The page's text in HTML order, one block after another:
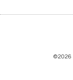
©2026